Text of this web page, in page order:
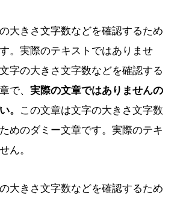
大きさ文字数などを確認するため
。実際のテキストではありませ
字の大きさ文字数などを確認する
で、 実際の文章ではありませんの
。
この文章は文字の大きさ文字数
めのダミー文章です。実際のテキ
ん。
大きさ文字数などを確認するため